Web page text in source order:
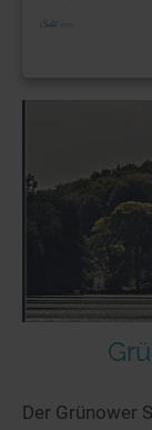
Der Grünower